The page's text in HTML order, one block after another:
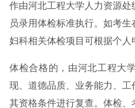
作由河北工程大学人力资源
员录用体检标准执行。如考
妇科相关体检项目可根据个人
体检合格的，由河北工程大
现、道德品质、业务能力、
其资格条件进行复查。体检